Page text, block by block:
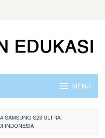
MENU
SAMSUNG S23 ULTRA:
INDONESIA